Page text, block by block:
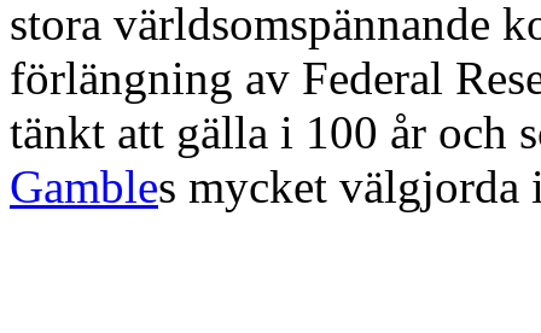
stora världsomspännande
förlängning av Federal
tänkt att gälla i 100 år och
Gambles mycket välgjorda